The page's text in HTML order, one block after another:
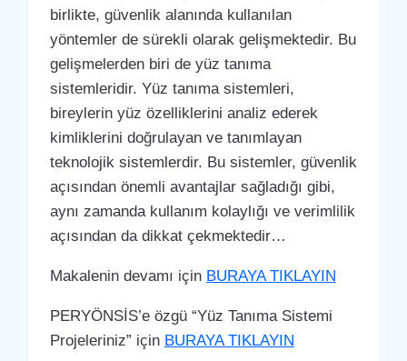
birlikte, güvenlik alanında kullanılan
yöntemler de sürekli olarak gelişmektedir. Bu
gelişmelerden biri de yüz tanıma
sistemleridir. Yüz tanıma sistemleri,
bireylerin yüz özelliklerini analiz ederek
kimliklerini doğrulayan ve tanımlayan
teknolojik sistemlerdir. Bu sistemler, güvenlik
açısından önemli avantajlar sağladığı gibi,
aynı zamanda kullanım kolaylığı ve verimlilik
açısından da dikkat çekmektedir…
Makalenin devamı için BURAYA TIKLAYIN
PERYÖNSİS’e özgü “Yüz Tanıma Sistemi
Projeleriniz” için BURAYA TIKLAYIN